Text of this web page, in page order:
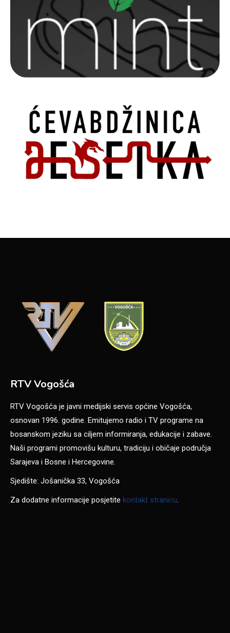
RTV Vogošća
RTV Vogošća je javni medijski servis općine Vogošća,
osnovan 1996. godine. Emitujemo radio i TV programe na
bosanskom jeziku sa ciljem informiranja, edukacije i zabave.
Naši programi promovišu kulturu, tradiciju i običaje područja
Sarajeva i Bosne i Hercegovine.
Sjedište: Jošanička 33, Vogošća
Za dodatne informacije posjetite kontakt stranicu